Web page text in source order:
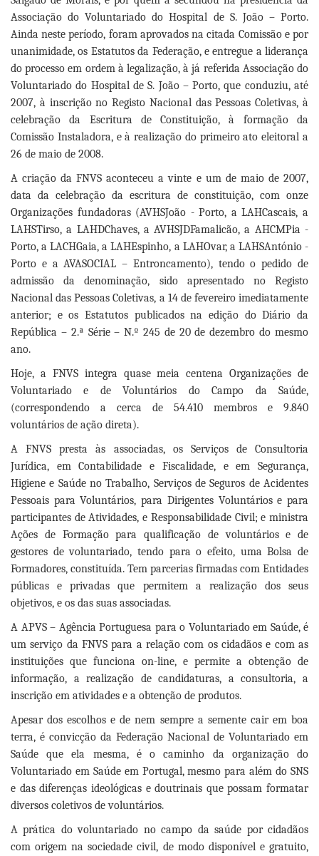
Associação do Voluntariado do Hospital de S. João – Porto.
Ainda neste período, foram aprovados na citada Comissão e por
unanimidade, os Estatutos da Federação, e entregue a liderança
do processo em ordem à legalização, à já referida Associação do
Voluntariado do Hospital de S. João – Porto, que conduziu, até
2007, à inscrição no Registo Nacional das Pessoas Coletivas, à
celebração da Escritura de Constituição, à formação da
Comissão Instaladora, e à realização do primeiro ato eleitoral a
26 de maio de 2008.
A criação da FNVS aconteceu a vinte e um de maio de 2007,
data da celebração da escritura de constituição, com onze
Organizações fundadoras (AVHSJoão - Porto, a LAHCascais, a
LAHSTirso, a LAHDChaves, a AVHSJDFamalicão, a AHCMPia -
Porto, a LACHGaia, a LAHEspinho, a LAHOvar, a LAHSAntónio -
Porto e a AVASOCIAL – Entroncamento), tendo o pedido de
admissão da denominação, sido apresentado no Registo
Nacional das Pessoas Coletivas, a 14 de fevereiro imediatamente
anterior; e os Estatutos publicados na edição do Diário da
República – 2.ª Série – N.º 245 de 20 de dezembro do mesmo
ano.
Hoje, a FNVS integra quase meia centena Organizações de
Voluntariado e de Voluntários do Campo da Saúde,
(correspondendo a cerca de 54.410 membros e 9.840
voluntários de ação direta).
A FNVS presta às associadas, os Serviços de Consultoria
Jurídica, em Contabilidade e Fiscalidade, e em Segurança,
Higiene e Saúde no Trabalho, Serviços de Seguros de Acidentes
Pessoais para Voluntários, para Dirigentes Voluntários e para
participantes de Atividades, e Responsabilidade Civil; e ministra
Ações de Formação para qualificação de voluntários e de
gestores de voluntariado, tendo para o efeito, uma Bolsa de
Formadores, constituída. Tem parcerias firmadas com Entidades
públicas e privadas que permitem a realização dos seus
objetivos, e os das suas associadas.
A APVS – Agência Portuguesa para o Voluntariado em Saúde, é
um serviço da FNVS para a relação com os cidadãos e com as
instituições que funciona on-line, e permite a obtenção de
informação, a realização de candidaturas, a consultoria, a
inscrição em atividades e a obtenção de produtos.
Apesar dos escolhos e de nem sempre a semente cair em boa
terra, é convicção da Federação Nacional de Voluntariado em
Saúde que ela mesma, é o caminho da organização do
Voluntariado em Saúde em Portugal, mesmo para além do SNS
e das diferenças ideológicas e doutrinais que possam formatar
diversos coletivos de voluntários.
A prática do voluntariado no campo da saúde por cidadãos
com origem na sociedade civil, de modo disponível e gratuito,